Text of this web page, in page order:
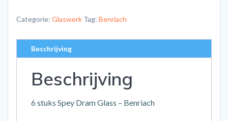
€10.00.€7.50.
glazen
aantal
Categorie: Glaswerk Tag: Benriach
Beschrijving
Beschrijving
6 stuks Spey Dram Glass – Benriach